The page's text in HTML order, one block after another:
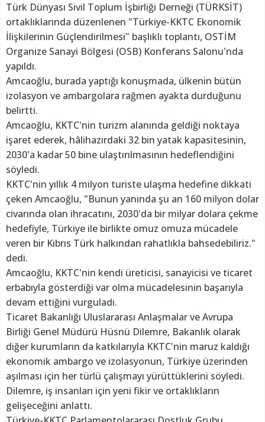
Türk Dünyası Sivil Toplum İşbirliği Derneği (TÜRKSİT)
ortaklıklarında düzenlenen "Türkiye-KKTC Ekonomik
İlişkilerinin Güçlendirilmesi" başlıklı toplantı, OSTİM
Organize Sanayi Bölgesi (OSB) Konferans Salonu'nda
yapıldı.
Amcaoğlu, burada yaptığı konuşmada, ülkenin bütün
izolasyon ve ambargolara rağmen ayakta durduğunu
belirtti.
Amcaoğlu, KKTC'nin turizm alanında geldiği noktaya
işaret ederek, hâlihazırdaki 32 bin yatak kapasitesinin,
2030'a kadar 50 bine ulaştırılmasının hedeflendiğini
söyledi.
KKTC'nin yıllık 4 milyon turiste ulaşma hedefine dikkati
çeken Amcaoğlu, "Bunun yanında şu an 160 milyon dolar
civarında olan ihracatını, 2030'da bir milyar dolara çekme
hedefiyle, Türkiye ile birlikte omuz omuza mücadele
veren bir Kıbrıs Türk halkından rahatlıkla bahsedebiliriz."
dedi.
Amcaoğlu, KKTC'nin kendi üreticisi, sanayicisi ve ticaret
erbabıyla gösterdiği var olma mücadelesinin başarıyla
devam ettiğini vurguladı.
Ticaret Bakanlığı Uluslararası Anlaşmalar ve Avrupa
Birliği Genel Müdürü Hüsnü Dilemre, Bakanlık olarak
diğer kurumların da katkılarıyla KKTC'nin maruz kaldığı
ekonomik ambargo ve izolasyonun, Türkiye üzerinden
aşılması için her türlü çalışmayı yürüttüklerini söyledi.
Dilemre, iş insanları için yeni fikir ve ortaklıkların
gelişeceğini anlattı.